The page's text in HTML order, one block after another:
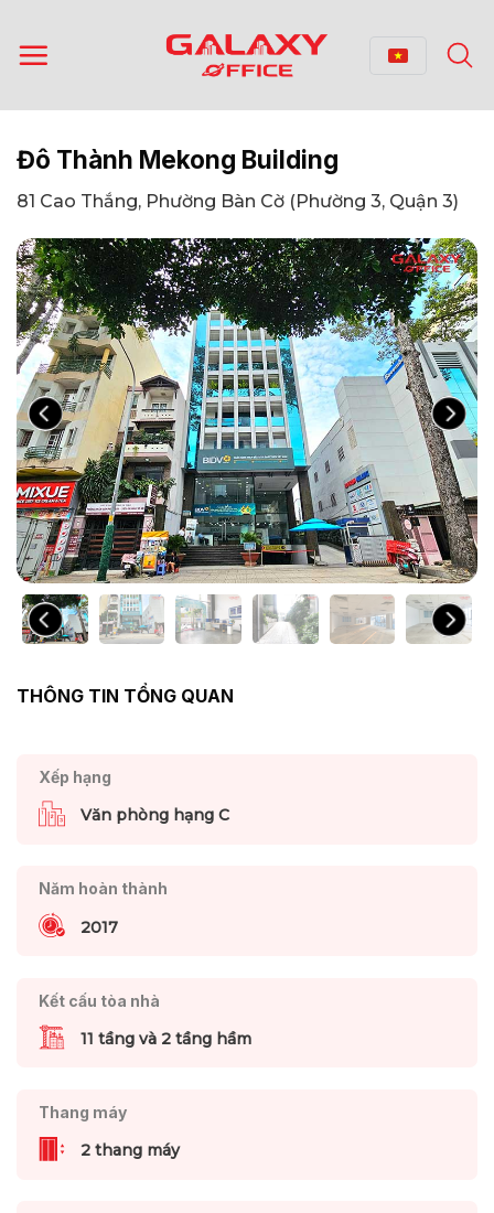
qua
nội
Đô Thành Mekong Building
81 Cao Thắng, Phường Bàn Cờ (Phường 3, Quận 3)
THÔNG TIN TỔNG QUAN
Xếp hạng
Văn phòng hạng C
Năm hoàn thành
2017
Kết cấu tòa nhà
11 tầng và 2 tầng hầm
Thang máy
2 thang máy